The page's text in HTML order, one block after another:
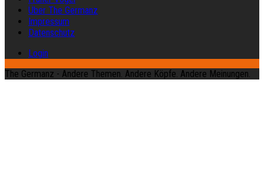
Über The Germanz
Impressum
Datenschutz
Login
The Germanz - Andere Themen. Andere Köpfe. Andere Meinungen.